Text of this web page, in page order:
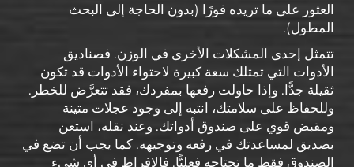
العثور على ما تريده فورًا (بدون الحاجة إلى البحث
المطول).
تتمثل إحدى المشكلات الأخرى في الوزن. فصناديق
الأدوات التي تمتلك سعة كبيرة لاحتواء الأدوات قد تكون
ثقيلة جدًّا. وإذا حاولت رفعها بمفردك، فقد تتعرَّض للخطر.
وللحفاظ على سلامتك، انتبه إلى وجود عجلات متينة
ومقبض قوي على صندوق أدواتك. وعند نقله، استعن
بصديق لمساعدتك في رفعه وتوجيهه. كما يجب أن تضع في
الصندوق فقط ما تحتاجه فعليًّا. فالإفراط في أي شيء